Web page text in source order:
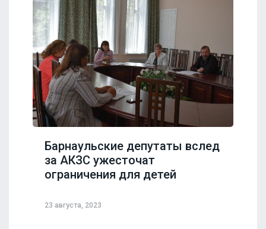
Барнаульские депутаты вслед
за АКЗС ужесточат
ограничения для детей
23 августа, 2023